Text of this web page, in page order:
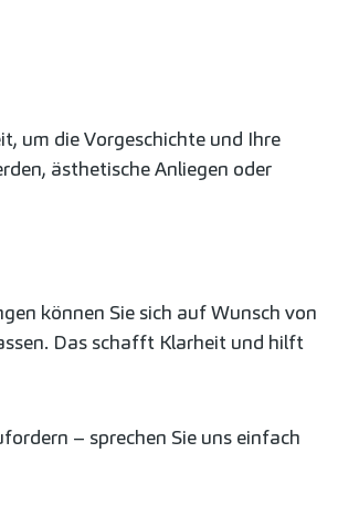
um die Vorgeschichte und Ihre
ästhetische Anliegen oder
können Sie sich auf Wunsch von
Das schafft Klarheit und hilft
– sprechen Sie uns einfach